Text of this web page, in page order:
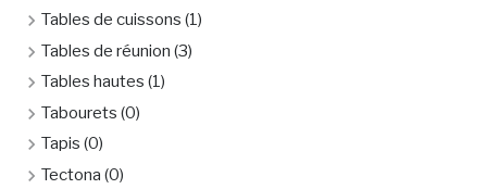
Tables de cuissons (1)
Tables de réunion (3)
Tables hautes (1)
Tabourets (0)
Tapis (0)
Tectona (0)